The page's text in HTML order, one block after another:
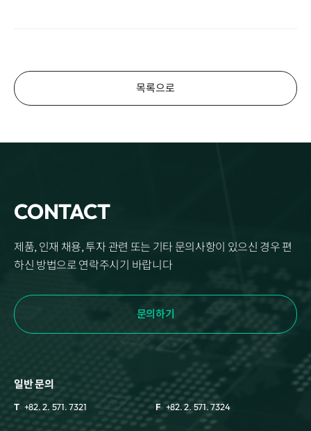
목록으로
CONTACT
제품, 인재 채용, 투자 관련 또는 기타 문의사항이 있으신 경우 편
하신 방법으로 연락주시기 바랍니다
문의하기
일반 문의
T +82. 2. 571. 7321 F +82. 2. 571. 7324